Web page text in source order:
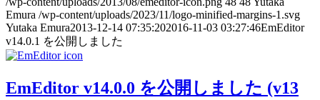
Emura /wp-content/uploads/2023/11/logo-minified-margins-1.svg
Yutaka Emura2013-12-14 07:35:202016-11-03 03:27:46EmEditor
v14.0.1 を公開しました
EmEditor v14.0.0 を公開しました (v13